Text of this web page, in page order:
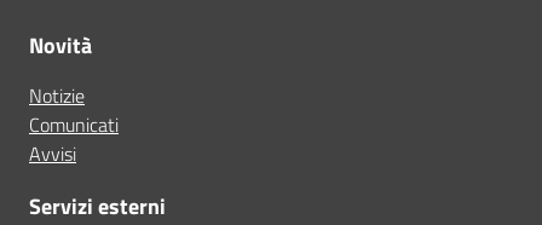
Novità
Notizie
Comunicati
Avvisi
Servizi esterni